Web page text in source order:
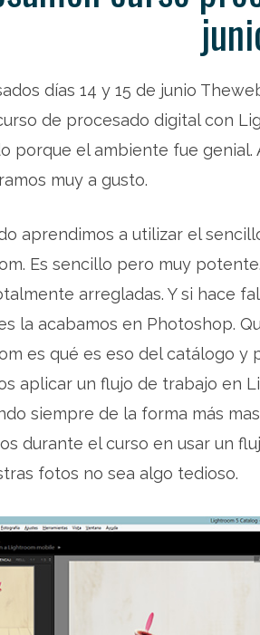
días 14 y 15 de junio
de procesado digital con
porque el ambiente fue genial.
muy a gusto.
aprendimos a utilizar el
Es sencillo pero muy
arregladas. Y si hace
la acabamos en Photoshop.
es qué es eso del catálogo y
aplicar un flujo de trabajo en
siempre de la forma más
durante el curso en usar un
fotos no sea algo tedioso.